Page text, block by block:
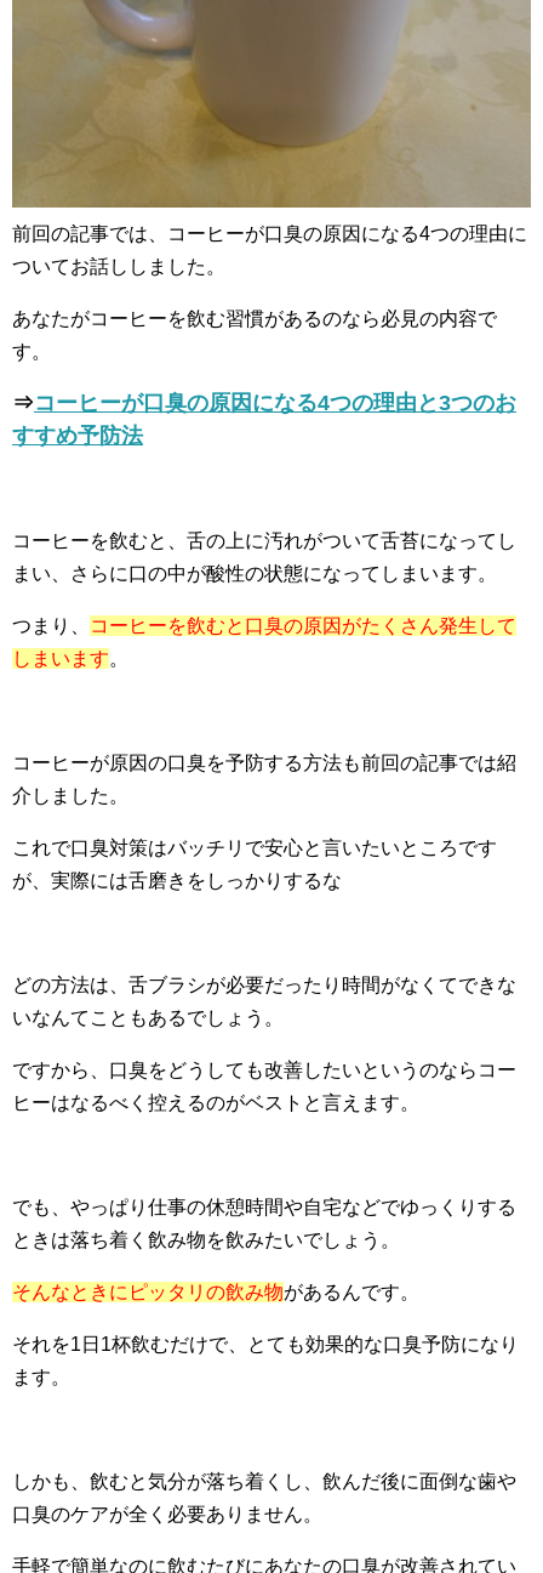
前回の記事では、コーヒーが口臭の原因になる4つの理由に
ついてお話ししました。
あなたがコーヒーを飲む習慣があるのなら必見の内容で
す。
⇒コーヒーが口臭の原因になる4つの理由と3つのお
すすめ予防法
コーヒーを飲むと、舌の上に汚れがついて舌苔になってし
まい、さらに口の中が酸性の状態になってしまいます。
つまり、
コーヒーを飲むと口臭の原因がたくさん発生して
しまいます。
コーヒーが原因の口臭を予防する方法も前回の記事では紹
介しました。
これで口臭対策はバッチリで安心と言いたいところです
が、実際には舌磨きをしっかりするな
どの方法は、舌ブラシが必要だったり時間がなくてできな
いなんてこともあるでしょう。
ですから、口臭をどうしても改善したいというのならコー
ヒーはなるべく控えるのがベストと言えます。
でも、やっぱり仕事の休憩時間や自宅などでゆっくりする
ときは落ち着く飲み物を飲みたいでしょう。
そんなときにピッタリの飲み物があるんです。
それを1日1杯飲むだけで、とても効果的な口臭予防になり
ます。
しかも、飲むと気分が落ち着くし、飲んだ後に面倒な歯や
口臭のケアが全く必要ありません。
手軽で簡単なのに飲むたびにあなたの口臭が改善されてい